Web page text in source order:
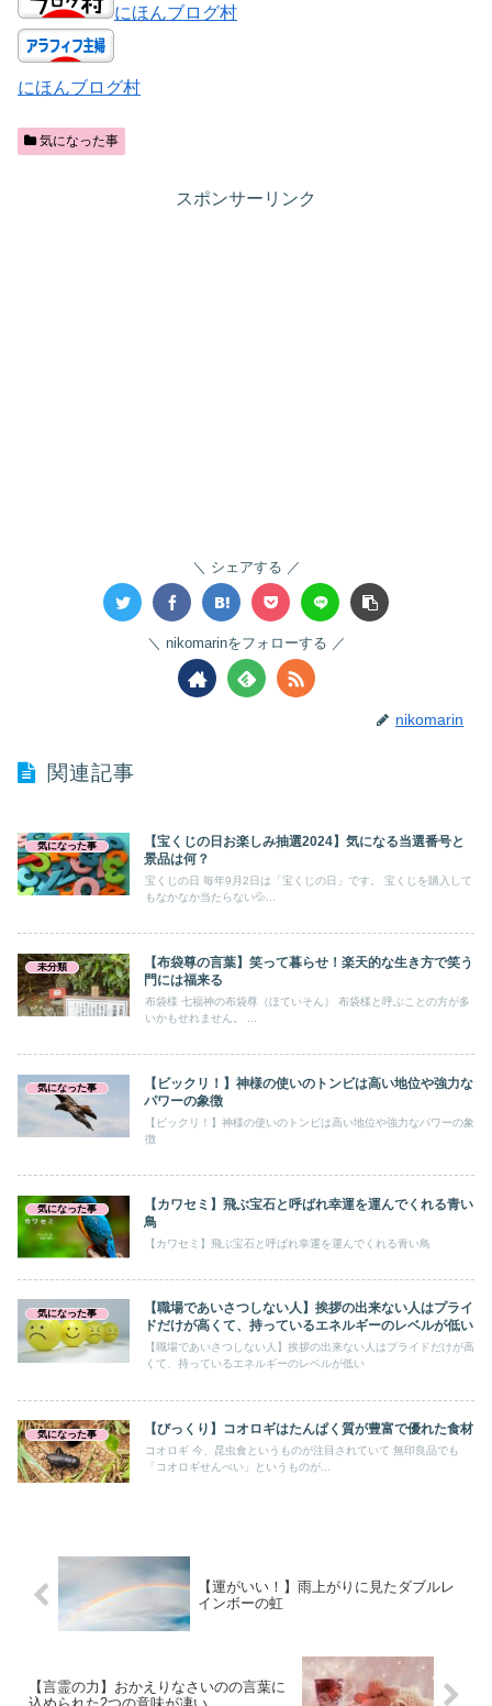
にほんブログ村
にほんブログ村
気になった事
スポンサーリンク
シェアする
nikomarinをフォローする
nikomarin
関連記事
気になった事
【宝くじの日お楽しみ抽選2024】気になる当選番号と
景品は何？
宝くじの日 毎年9月2日は「宝くじの日」です。 宝くじを購入して
もなかなか当たらない💦...
未分類
【布袋尊の言葉】笑って暮らせ！楽天的な生き方で笑う
門には福来る
布袋様 七福神の布袋尊（ほていそん） 布袋様と呼ぶことの方が多
いかもせれません。 ...
気になった事
【ビックリ！】神様の使いのトンビは高い地位や強力な
パワーの象徴
【ビックリ！】神様の使いのトンビは高い地位や強力なパワーの象
徴
気になった事
【カワセミ】飛ぶ宝石と呼ばれ幸運を運んでくれる青い
鳥
【カワセミ】飛ぶ宝石と呼ばれ幸運を運んでくれる青い鳥
気になった事
【職場であいさつしない人】挨拶の出来ない人はプライ
ドだけが高くて、持っているエネルギーのレベルが低い
【職場であいさつしない人】挨拶の出来ない人はプライドだけが高
くて、持っているエネルギーのレベルが低い
気になった事 【びっくり】コオロギはたんぱく質が豊富で優れた食材
コオロギ 今、昆虫食というものが注目されていて 無印良品でも
「コオロギせんべい」というものが...
【運がいい！】雨上がりに見たダブルレ
インボーの虹
【言霊の力】おかえりなさいのの言葉に